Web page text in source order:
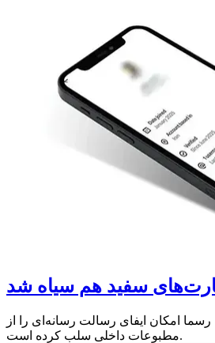
سفید هم سیاه شد
امکان ایفای رسالت رسانه‌ای را از
مطبوعات داخلی سلب کرده است.